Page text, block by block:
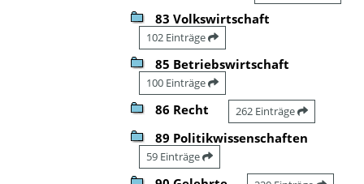
83 Volkswirtschaft
102 Einträge
85 Betriebswirtschaft
100 Einträge
86 Recht 262 Einträge
89 Politikwissenschaften
59 Einträge